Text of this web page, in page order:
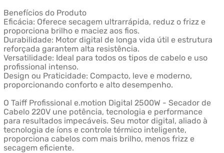
Benefícios do Produto
Eficácia: Oferece secagem ultrarrápida, reduz o frizz e
proporciona brilho e maciez aos fios.
Durabilidade: Motor digital de longa vida útil e estrutura
reforçada garantem alta resistência.
Versatilidade: Ideal para todos os tipos de cabelo e uso
profissional intenso.
Design ou Praticidade: Compacto, leve e moderno,
proporcionando conforto e alto desempenho.
O Taiff Profissional e.motion Digital 2500W - Secador de
Cabelo 220V une potência, tecnologia e performance
para resultados impecáveis. Seu motor digital, aliado à
tecnologia de íons e controle térmico inteligente,
proporciona cabelos com mais brilho, menos frizz e
secagem eficiente.